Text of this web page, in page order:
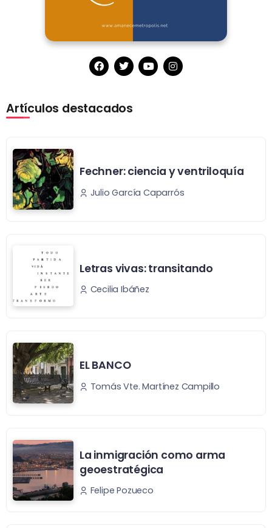
Artículos destacados
Fechner: ciencia y ventriloquía
Julio García Caparrós
Letras vivas: transitando
Cecilia Ibáñez
EL BANCO
Tomás Vte. Martínez Campillo
La inmigración como arma
geoestratégica
Felipe Pozueco